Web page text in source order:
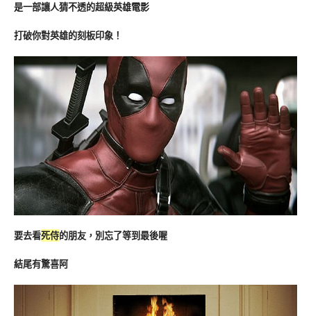
是一部讓人猜不透的超級英雄電影
打破你對英雄的刻板印象！
要去看死侍的朋友，別忘了等到最後喔
結尾有驚喜阿